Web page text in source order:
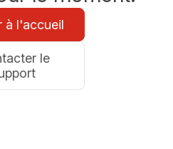
à l'accueil
le